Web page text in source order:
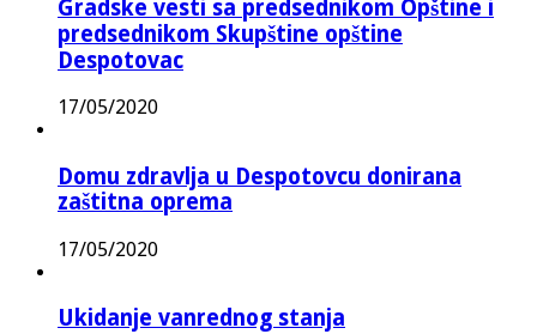
Gradske vesti sa predsednikom Opštine i
predsednikom Skupštine opštine
Despotovac
17/05/2020
Domu zdravlja u Despotovcu donirana
zaštitna oprema
17/05/2020
Ukidanje vanrednog stanja